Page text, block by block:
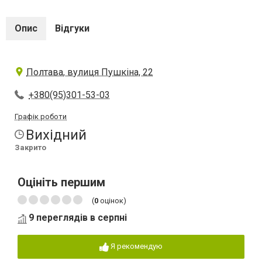
Опис Відгуки
Полтава, вулиця Пушкіна, 22
+380(95)301-53-03
Графік роботи
Вихідний
Закрито
Оцініть першим
(0 оцінок)
9 переглядів в серпні
Я рекомендую